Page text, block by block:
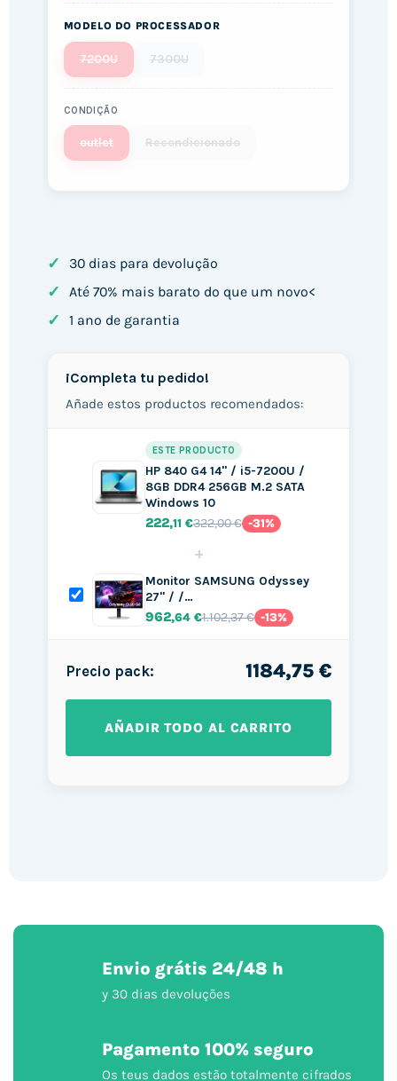
MODELO DO PROCESSADOR
7200U 7300U
CONDIÇÃO
outlet Recondicionado
✓ 30 dias para devolução
✓ Até 70% mais barato do que um novo<
✓ 1 ano de garantia
¡Completa tu pedido!
Añade estos productos recomendados:
ESTE PRODUCTO
HP 840 G4 14" / i5-7200U /
8GB DDR4 256GB M.2 SATA
Windows 10
222,11 €322,00 € -31%
+
Monitor SAMSUNG Odyssey
27" / /…
962,64 €1.102,37 € -13%
Precio pack: 1184,75 €
AÑADIR TODO AL CARRITO
Envio grátis 24/48 h
y 30 dias devoluções
Pagamento 100% seguro
Os teus dados estão totalmente cifrados